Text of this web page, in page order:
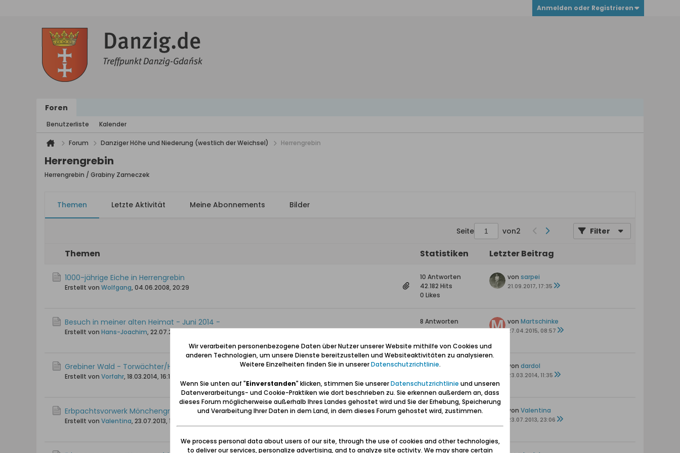
Anmelden oder Registrieren
Foren
Benutzerliste Kalender
Forum Danziger Höhe und Niederung (westlich der Weichsel) Herrengrebin
Herrengrebin
Herrengrebin / Grabiny Zameczek
Themen Letzte Aktivität Meine Abonnements Bilder
Seite von2 Filter
Themen Statistiken Letzter Beitrag
1000-jährige Eiche in Herrengrebin
Erstellt von Wolfgang, 04.06.2008, 20:29
10 Antworten
42.182 Hits
0 Likes
von sarpei
21.09.2017, 17:35
Besuch in meiner alten Heimat - Juni 2014 -
Erstellt von Hans-Joachim, 22.07.2014, 16:41
8 Antworten
28.555 Hits
von Martschinke
27.04.2015, 08:57
Grebiner Wald - Torwächter/Holzaufseher
Erstellt von Vorfahr, 18.03.2014, 16:12
1 Antwort
0 Likes
von dardol
23.03.2014, 11:35
Erbpachtsvorwerk Mönchengrebin
Erstellt von Valentina, 23.07.2013, 14:22
5 Antworten
0 Likes
von Valentina
23.07.2013, 23:06
Wir verarbeiten personenbezogene Daten über Nutzer unserer Website mithilfe von Cookies und
anderen Technologien, um unsere Dienste bereitzustellen und Websiteaktivitäten zu analysieren.
Weitere Einzelheiten finden Sie in unsererDatenschutzrichtlinie.
Wenn Sie unten auf "Einverstanden" klicken, stimmen Sie unsererDatenschutzrichtlinie und unseren
Datenverarbeitungs- und Cookie-Praktiken wie dort beschrieben zu. Sie erkennen außerdem an, dass
dieses Forum möglicherweise außerhalb Ihres Landes gehostet wird und Sie der Erhebung, Speicherung
und Verarbeitung Ihrer Daten in dem Land, in dem dieses Forum gehostet wird, zustimmen.
We process personal data about users of our site, through the use of cookies and other technologies,
to deliver our services, personalize advertising, and to analyze site activity. We may share certain